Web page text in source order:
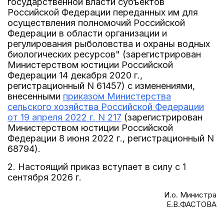
Российской Федерации переданных им для
осуществления полномочий Российской
Федерации в области организации и
регулирования рыболовства и охраны водных
биологических ресурсов" (зарегистрирован
Министерством юстиции Российской
Федерации 14 декабря 2020 г.,
регистрационный N 61457) с изменениями,
внесенными приказом Министерства
сельского хозяйства Российской Федерации
от 19 апреля 2022 г. N 217 (зарегистрирован
Министерством юстиции Российской
Федерации 8 июня 2022 г., регистрационный N
68794).
2. Настоящий приказ вступает в силу с 1
сентября 2026 г.
И.о. Министра
Е.В.ФАСТОВА